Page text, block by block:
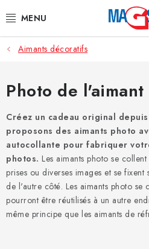
au
CATÉGORIE PRINCIPALE
ACCESSOIRES MAGNÉTIQUES
AIMANTS INDUSTRIELS
AUTRES AIMANTS
MATÉRIAUX EN ACIER
À propos
Conditions de vente
Aimants décoratifs
Photo de l'aimant
Créez un cadeau original
proposons des aimants photo
autocollante pour fabriquer
photos. Les aimants photo se
prises ou diverses images et se
de l'autre côté. Les aimants photo se
pourront être réutilisés à un autre
même principe que les aimants de